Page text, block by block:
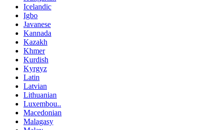
Icelandic
Igbo
Javanese
Kannada
Kazakh
Khmer
Kurdish
Kyrgyz
Latin
Latvian
Lithuanian
Luxembou..
Macedonian
Malagasy